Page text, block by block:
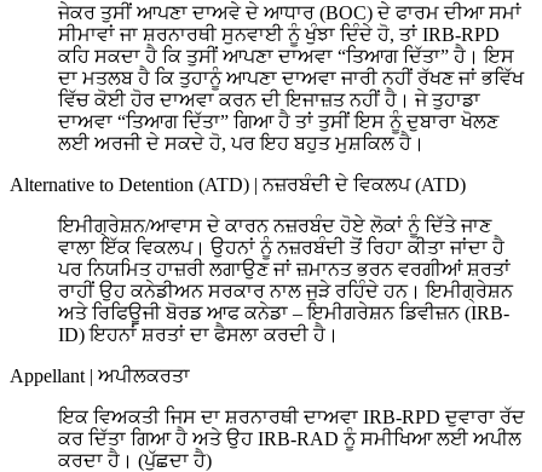
ਜੇਕਰ ਤੁਸੀਂ ਆਪਣਾ ਦਾਅਵੇ ਦੇ ਆਧਾਰ (BOC) ਦੇ ਫਾਰਮ ਦੀਆ ਸਮਾਂ
ਸੀਮਾਵਾਂ ਜਾ ਸ਼ਰਨਾਰਥੀ ਸੁਨਵਾਈ ਨੂੰ ਖੁੰਝਾ ਦਿੰਦੇ ਹੋ, ਤਾਂ IRB-RPD
ਕਹਿ ਸਕਦਾ ਹੈ ਕਿ ਤੁਸੀਂ ਆਪਣਾ ਦਾਅਵਾ “ਤਿਆਗ ਦਿੱਤਾ” ਹੈ। ਇਸ
ਦਾ ਮਤਲਬ ਹੈ ਕਿ ਤੁਹਾਨੂੰ ਆਪਣਾ ਦਾਅਵਾ ਜਾਰੀ ਨਹੀਂ ਰੱਖਣ ਜਾਂ ਭਵਿੱਖ
ਵਿੱਚ ਕੋਈ ਹੋਰ ਦਾਅਵਾ ਕਰਨ ਦੀ ਇਜਾਜ਼ਤ ਨਹੀਂ ਹੈ। ਜੇ ਤੁਹਾਡਾ
ਦਾਅਵਾ “ਤਿਆਗ ਦਿੱਤਾ” ਗਿਆ ਹੈ ਤਾਂ ਤੁਸੀਂ ਇਸ ਨੂੰ ਦੁਬਾਰਾ ਖੋਲਣ
ਲਈ ਅਰਜੀ ਦੇ ਸਕਦੇ ਹੋ, ਪਰ ਇਹ ਬਹੁਤ ਮੁਸ਼ਕਿਲ ਹੈ।
Alternative to Detention (ATD) | ਨਜ਼ਰਬੰਦੀ ਦੇ ਵਿਕਲਪ (ATD)
ਇਮੀਗ੍ਰੇਸ਼ਨ/ਆਵਾਸ ਦੇ ਕਾਰਨ ਨਜ਼ਰਬੰਦ ਹੋਏ ਲੋਕਾਂ ਨੂੰ ਦਿੱਤੇ ਜਾਣ
ਵਾਲਾ ਇੱਕ ਵਿਕਲਪ। ਉਹਨਾਂ ਨੂੰ ਨਜ਼ਰਬੰਦੀ ਤੋਂ ਰਿਹਾ ਕੀਤਾ ਜਾਂਦਾ ਹੈ
ਪਰ ਨਿਯਮਿਤ ਹਾਜ਼ਰੀ ਲਗਾਉਣ ਜਾਂ ਜ਼ਮਾਨਤ ਭਰਨ ਵਰਗੀਆਂ ਸ਼ਰਤਾਂ
ਰਾਹੀਂ ਉਹ ਕਨੇਡੀਅਨ ਸਰਕਾਰ ਨਾਲ ਜੁੜੇ ਰਹਿੰਦੇ ਹਨ। ਇਮੀਗ੍ਰੇਸ਼ਨ
ਅਤੇ ਰਿਫਿਊਜੀ ਬੋਰਡ ਆਫ ਕਨੇਡਾ – ਇਮੀਗਰੇਸ਼ਨ ਡਿਵੀਜ਼ਨ (IRB-
ID) ਇਹਨਾਂ ਸ਼ਰਤਾਂ ਦਾ ਫੈਸਲਾ ਕਰਦੀ ਹੈ।
Appellant | ਅਪੀਲਕਰਤਾ
ਇਕ ਵਿਅਕਤੀ ਜਿਸ ਦਾ ਸ਼ਰਨਾਰਥੀ ਦਾਅਵਾ IRB-RPD ਦੁਵਾਰਾ ਰੱਦ
ਕਰ ਦਿੱਤਾ ਗਿਆ ਹੈ ਅਤੇ ਉਹ IRB-RAD ਨੂੰ ਸਮੀਖਿਆ ਲਈ ਅਪੀਲ
ਕਰਦਾ ਹੈ। (ਪੁੱਛਦਾ ਹੈ)